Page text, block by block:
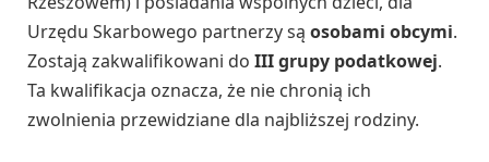
Urzędu Skarbowego partnerzy są osobami obcymi.
Zostają zakwalifikowani do III grupy podatkowej.
Ta kwalifikacja oznacza, że nie chronią ich
zwolnienia przewidziane dla najbliższej rodziny.